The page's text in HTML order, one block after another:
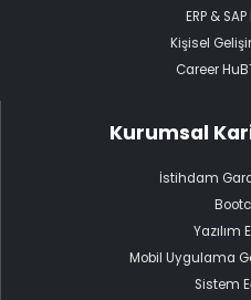
ERP &
Kişisel
Career
Kurumsal
İstihdam
Yazılım
Mobil Uygulama
Sistem